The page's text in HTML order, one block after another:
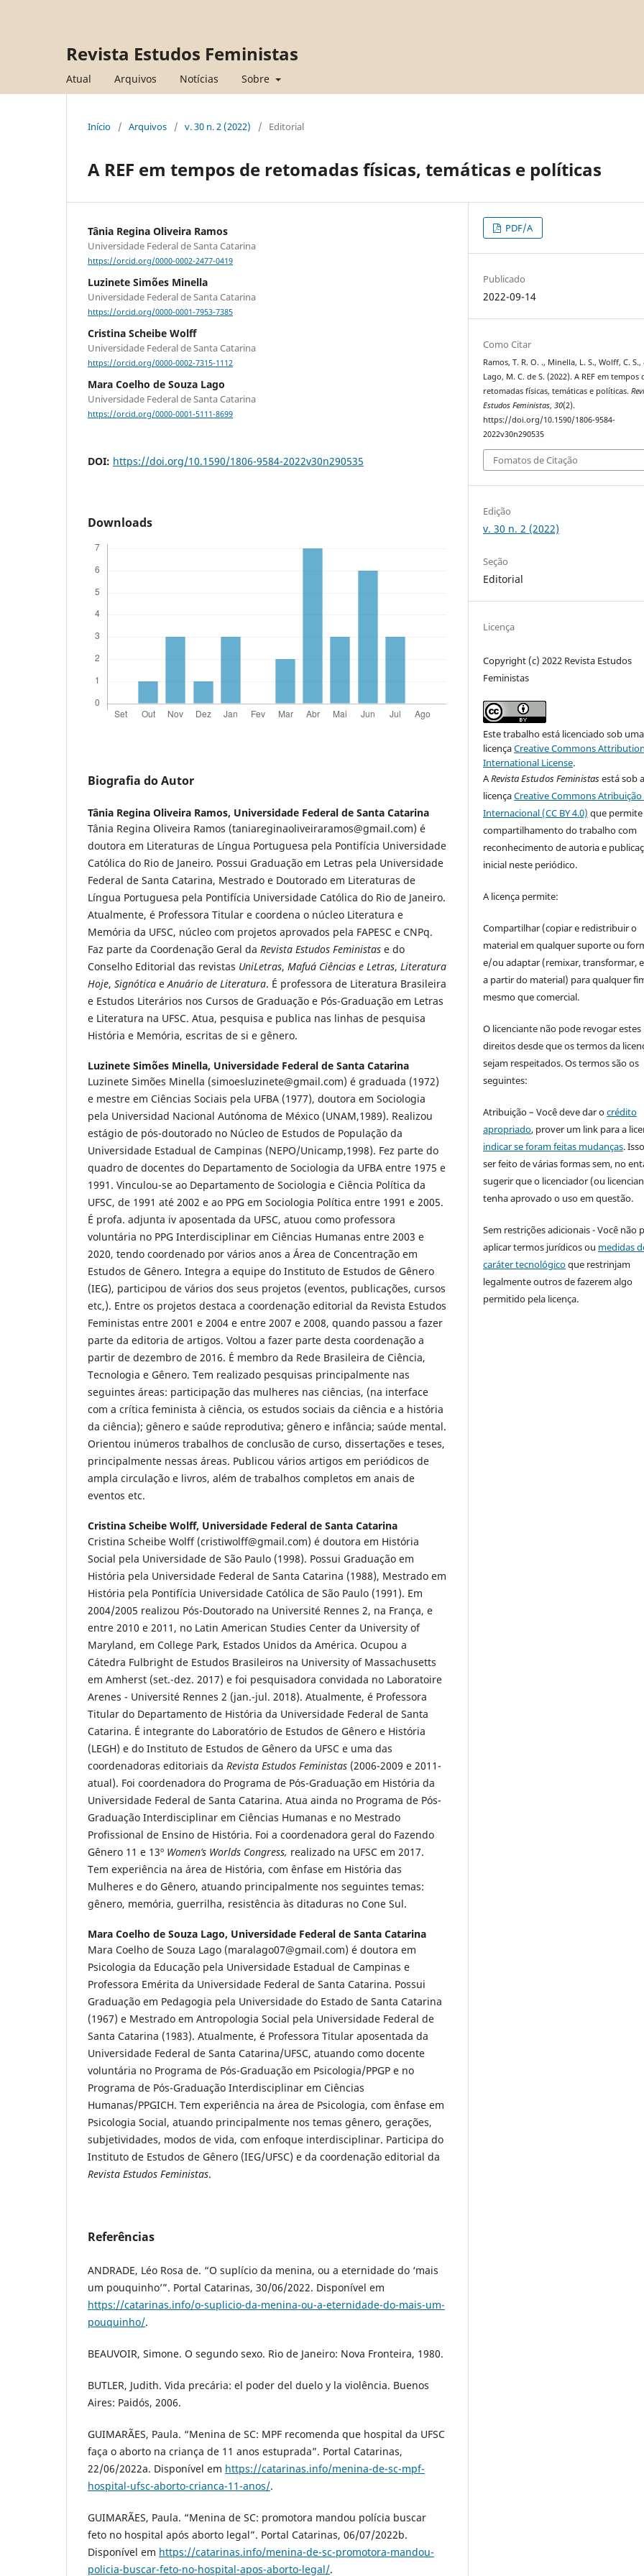
Revista Estudos Feministas
Atual Arquivos Notícias Sobre
Início / Arquivos / v. 30 n. 2 (2022) / Editorial
A REF em tempos de retomadas físicas, temáticas e políticas
Tânia Regina Oliveira Ramos
Universidade Federal de Santa Catarina
https://orcid.org/0000-0002-2477-0419
Luzinete Simões Minella
Universidade Federal de Santa Catarina
https://orcid.org/0000-0001-7953-7385
Cristina Scheibe Wolff
Universidade Federal de Santa Catarina
https://orcid.org/0000-0002-7315-1112
Mara Coelho de Souza Lago
Universidade Federal de Santa Catarina
https://orcid.org/0000-0001-5111-8699
DOI: https://doi.org/10.1590/1806-9584-2022v30n290535
Downloads
Biografia do Autor
Tânia Regina Oliveira Ramos, Universidade Federal de Santa Catarina
Tânia Regina Oliveira Ramos (taniareginaoliveiraramos@gmail.com) é
doutora em Literaturas de Língua Portuguesa pela Pontifícia Universidade
Católica do Rio de Janeiro. Possui Graduação em Letras pela Universidade
Federal de Santa Catarina, Mestrado e Doutorado em Literaturas de
Língua Portuguesa pela Pontifícia Universidade Católica do Rio de Janeiro.
Atualmente, é Professora Titular e coordena o núcleo Literatura e
Memória da UFSC, núcleo com projetos aprovados pela FAPESC e CNPq.
Faz parte da Coordenação Geral da Revista Estudos Feministas e do
Conselho Editorial das revistas UniLetras, Mafuá Ciências e Letras, Literatura
Hoje, Signótica e Anuário de Literatura. É professora de Literatura Brasileira
e Estudos Literários nos Cursos de Graduação e Pós-Graduação em Letras
e Literatura na UFSC. Atua, pesquisa e publica nas linhas de pesquisa
História e Memória, escritas de si e gênero.
Luzinete Simões Minella, Universidade Federal de Santa Catarina
Luzinete Simões Minella (simoesluzinete@gmail.com) é graduada (1972)
e mestre em Ciências Sociais pela UFBA (1977), doutora em Sociologia
pela Universidad Nacional Autónoma de México (UNAM,1989). Realizou
estágio de pós-doutorado no Núcleo de Estudos de População da
Universidade Estadual de Campinas (NEPO/Unicamp,1998). Fez parte do
quadro de docentes do Departamento de Sociologia da UFBA entre 1975 e
1991. Vinculou-se ao Departamento de Sociologia e Ciência Política da
UFSC, de 1991 até 2002 e ao PPG em Sociologia Política entre 1991 e 2005.
É profa. adjunta iv aposentada da UFSC, atuou como professora
voluntária no PPG Interdisciplinar em Ciências Humanas entre 2003 e
2020, tendo coordenado por vários anos a Área de Concentração em
Estudos de Gênero. Integra a equipe do Instituto de Estudos de Gênero
(IEG), participou de vários dos seus projetos (eventos, publicações, cursos
etc,). Entre os projetos destaca a coordenação editorial da Revista Estudos
Feministas entre 2001 e 2004 e entre 2007 e 2008, quando passou a fazer
parte da editoria de artigos. Voltou a fazer parte desta coordenação a
partir de dezembro de 2016. É membro da Rede Brasileira de Ciência,
Tecnologia e Gênero. Tem realizado pesquisas principalmente nas
seguintes áreas: participação das mulheres nas ciências, (na interface
com a crítica feminista à ciência, os estudos sociais da ciência e a história
da ciência); gênero e saúde reprodutiva; gênero e infância; saúde mental.
Orientou inúmeros trabalhos de conclusão de curso, dissertações e teses,
principalmente nessas áreas. Publicou vários artigos em periódicos de
ampla circulação e livros, além de trabalhos completos em anais de
eventos etc.
Cristina Scheibe Wolff, Universidade Federal de Santa Catarina
Cristina Scheibe Wolff (cristiwolff@gmail.com) é doutora em História
Social pela Universidade de São Paulo (1998). Possui Graduação em
História pela Universidade Federal de Santa Catarina (1988), Mestrado em
História pela Pontifícia Universidade Católica de São Paulo (1991). Em
2004/2005 realizou Pós-Doutorado na Université Rennes 2, na França, e
entre 2010 e 2011, no Latin American Studies Center da University of
Maryland, em College Park, Estados Unidos da América. Ocupou a
Cátedra Fulbright de Estudos Brasileiros na University of Massachusetts
em Amherst (set.-dez. 2017) e foi pesquisadora convidada no Laboratoire
Arenes - Université Rennes 2 (jan.-jul. 2018). Atualmente, é Professora
Titular do Departamento de História da Universidade Federal de Santa
Catarina. É integrante do Laboratório de Estudos de Gênero e História
(LEGH) e do Instituto de Estudos de Gênero da UFSC e uma das
coordenadoras editoriais da Revista Estudos Feministas (2006-2009 e 2011-
atual). Foi coordenadora do Programa de Pós-Graduação em História da
Universidade Federal de Santa Catarina. Atua ainda no Programa de Pós-
Graduação Interdisciplinar em Ciências Humanas e no Mestrado
Profissional de Ensino de História. Foi a coordenadora geral do Fazendo
Gênero 11 e 13º Women’s Worlds Congress, realizado na UFSC em 2017.
Tem experiência na área de História, com ênfase em História das
Mulheres e do Gênero, atuando principalmente nos seguintes temas:
gênero, memória, guerrilha, resistência às ditaduras no Cone Sul.
Mara Coelho de Souza Lago, Universidade Federal de Santa Catarina
Mara Coelho de Souza Lago (maralago07@gmail.com) é doutora em
Psicologia da Educação pela Universidade Estadual de Campinas e
Professora Emérita da Universidade Federal de Santa Catarina. Possui
Graduação em Pedagogia pela Universidade do Estado de Santa Catarina
(1967) e Mestrado em Antropologia Social pela Universidade Federal de
Santa Catarina (1983). Atualmente, é Professora Titular aposentada da
Universidade Federal de Santa Catarina/UFSC, atuando como docente
voluntária no Programa de Pós-Graduação em Psicologia/PPGP e no
Programa de Pós-Graduação Interdisciplinar em Ciências
Humanas/PPGICH. Tem experiência na área de Psicologia, com ênfase em
Psicologia Social, atuando principalmente nos temas gênero, gerações,
subjetividades, modos de vida, com enfoque interdisciplinar. Participa do
Instituto de Estudos de Gênero (IEG/UFSC) e da coordenação editorial da
Revista Estudos Feministas.
Referências
ANDRADE, Léo Rosa de. “O suplício da menina, ou a eternidade do ‘mais
um pouquinho’”. Portal Catarinas, 30/06/2022. Disponível em
https://catarinas.info/o-suplicio-da-menina-ou-a-eternidade-do-mais-um-
pouquinho/.
BEAUVOIR, Simone. O segundo sexo. Rio de Janeiro: Nova Fronteira, 1980.
BUTLER, Judith. Vida precária: el poder del duelo y la violência. Buenos
Aires: Paidós, 2006.
GUIMARÃES, Paula. “Menina de SC: MPF recomenda que hospital da UFSC
faça o aborto na criança de 11 anos estuprada”. Portal Catarinas,
22/06/2022a. Disponível em https://catarinas.info/menina-de-sc-mpf-
hospital-ufsc-aborto-crianca-11-anos/.
GUIMARÃES, Paula. “Menina de SC: promotora mandou polícia buscar
feto no hospital após aborto legal”. Portal Catarinas, 06/07/2022b.
Disponível em https://catarinas.info/menina-de-sc-promotora-mandou-
policia-buscar-feto-no-hospital-apos-aborto-legal/.
PDF/A
Publicado
2022-09-14
Como Citar
Ramos, T. R. O. ., Minella, L. S., Wolff, C. S.,
Lago, M. C. de S. (2022). A REF em tempos
retomadas físicas, temáticas e políticas.
Estudos Feministas,30(2).
https://doi.org/10.1590/1806-9584-
2022v30n290535
Fomatos de Citação
Edição
v. 30 n. 2 (2022)
Seção
Editorial
Licença
Copyright (c) 2022 Revista Estudos
Feministas
Este trabalho está licenciado sob uma
licençaCreative Commons
International License.
ARevista Estudos Feministasestá sob a
licençaCreative Commons Atribuição
Internacional (CC BY 4.0) que
compartilhamento do trabalho com
reconhecimento de autoria e
inicial neste periódico.
A licença permite:
Compartilhar (copiar e redistribuir o
material em qualquer suporte ou
e/ou adaptar (remixar, transformar,
a partir do material) para qualquer
mesmo que comercial.
O licenciante não pode revogar estes
direitos desde que os termos da
sejam respeitados. Os termos são os
seguintes:
Atribuição – Você deve dar ocrédito
apropriado, prover um link para a
indicar se foram feitas mudanças.
ser feito de várias formas sem, no
sugerir que o licenciador (ou
tenha aprovado o uso em questão.
Sem restrições adicionais - Você não
aplicar termos jurídicos ou medidas
caráter tecnológicoque restrinjam
legalmente outros de fazerem algo
permitido pela licença.